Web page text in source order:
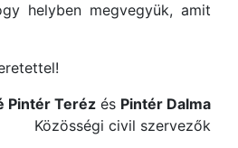
helyben megvegyük, amit
Pintér Teréz és Pintér Dalma
Közösségi civil szervezők